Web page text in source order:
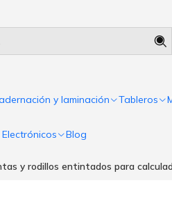
y laminación Tableros
Blog
y rodillos entintados para